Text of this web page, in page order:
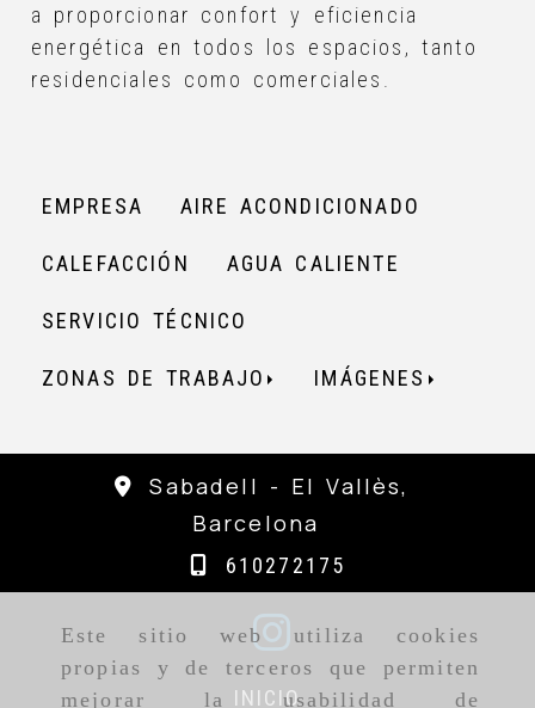
Este sitio web utiliza cookies
propias y de terceros que permiten
mejorar la usabilidad de
a proporcionar confort y eficiencia
energética en todos los espacios, tanto
residenciales como comerciales.
EMPRESA AIRE ACONDICIONADO
CALEFACCIÓN AGUA CALIENTE
SERVICIO TÉCNICO
ZONAS DE TRABAJO IMÁGENES
Sabadell - El Vallès,
Barcelona
610272175
INICIO